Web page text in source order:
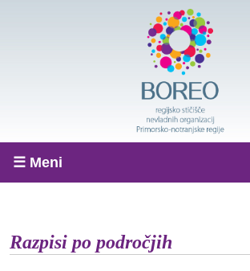
☰ Meni
Razpisi po področjih